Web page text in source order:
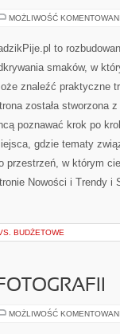
MOŻLIWOŚĆ
to
smaków, w
znaleźć praktyczne
została stworzona
poznawać krok po
gdzie tematy
przestrzeń, w którym
Nowości i Trendy i
BUDŻETOWE
MOŻLIWOŚĆ